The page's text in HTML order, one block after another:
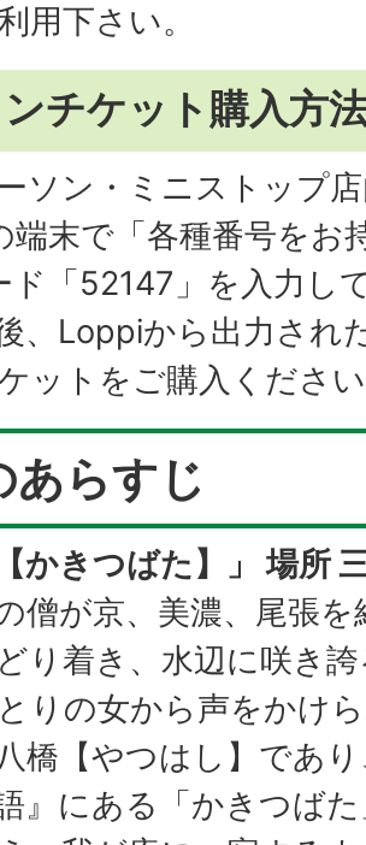
用下さい。
チケット購入方
ソン・ミニストップ
端末で「各種番号をお
ド「52147」を入力し
、Loppiから出力され
ットをご購入くださ
あらすじ
かきつばた】」 場所
僧が京、美濃、尾張
り着き、水辺に咲き
りの女から声をかけ
橋【やつはし】であ
語』にある「かきつば